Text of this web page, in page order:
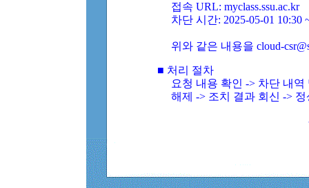
접속 URL: myclass.ssu.ac.kr
차단 시간: 2025-05-01 10:30
위와 같은 내용을 cloud-
■ 처리 절차
요청 내용 확인 -> 차단 내
해제 -> 조치 결과 회신 ->